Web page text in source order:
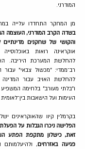
המודרני.
מן המחקר התחדדו עלייה
בשדה הקרב המודרני, העוצמה
והקושי של שחקנים מדינתיים
אוקראינה רואות
להחלשת המערכת היריבה.
רב־ממדי: "מכשול צבאי" עבור
להחלשת האויב עבור המדינה
ו"בלתי מעורב" בלחימה
העימות ועל הישאבות בין־לאומית
בקרמלין קיוו שהאוקראינים
הפלישה ניכרו הגבלות על
זאת, כישלון מתקפת הפתע
פגיעה באזרחים,